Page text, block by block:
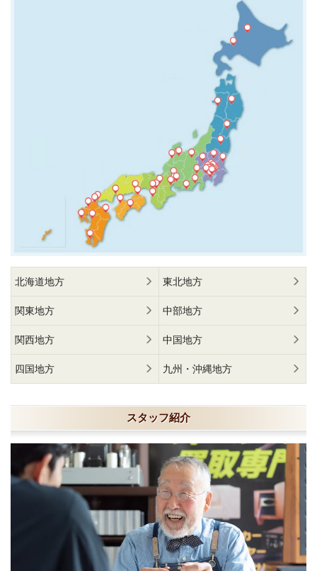
北海道地方 東北地方
関東地方 中部地方
関西地方 中国地方
四国地方 九州・沖縄地方
スタッフ紹介